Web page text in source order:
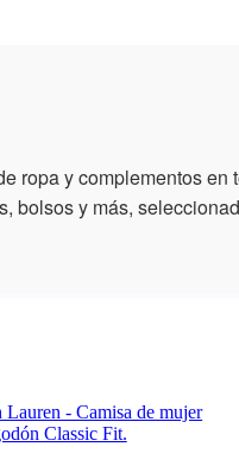
ropa y complementos en
bolsos y más,